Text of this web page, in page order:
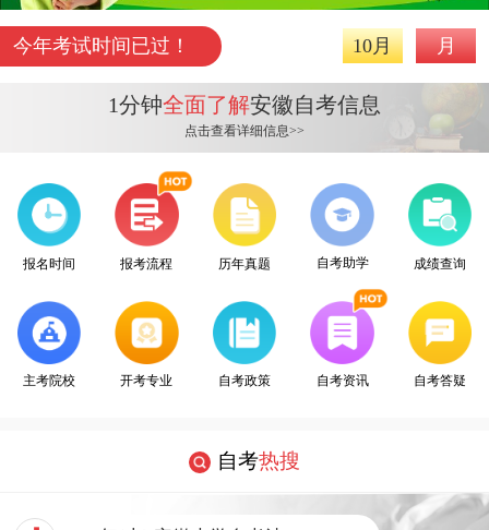
今年考试时间已过！ 月
10月
1分钟全面了解安徽自考信息
点击查看详细信息>>
报名时间 报考流程 历年真题 自考助学 成绩查询
主考院校 开考专业 自考政策 自考资讯 自考答疑
自考热搜